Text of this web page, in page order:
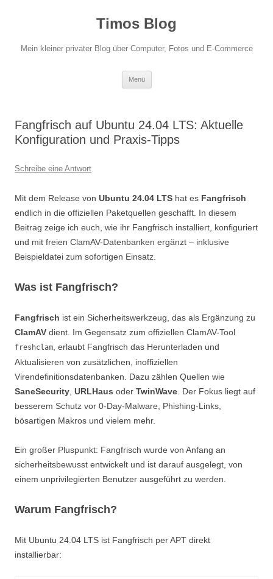
Timos Blog
Mein kleiner privater Blog über Computer, Fotos und E-Commerce
Menü
Fangfrisch auf Ubuntu 24.04 LTS: Aktuelle
Konfiguration und Praxis-Tipps
Schreibe eine Antwort
Mit dem Release von Ubuntu 24.04 LTS hat es Fangfrisch
endlich in die offiziellen Paketquellen geschafft. In diesem
Beitrag zeige ich euch, wie ihr Fangfrisch installiert, konfiguriert
und mit freien ClamAV-Datenbanken ergänzt – inklusive
Beispieldatei zum sofortigen Einsatz.
Was ist Fangfrisch?
Fangfrisch ist ein Sicherheitswerkzeug, das als Ergänzung zu
ClamAV dient. Im Gegensatz zum offiziellen ClamAV-Tool
freshclam , erlaubt Fangfrisch das Herunterladen und
Aktualisieren von zusätzlichen, inoffiziellen
Virendefinitionsdatenbanken. Dazu zählen Quellen wie
SaneSecurity URLHaus oder TwinWave . Der Fokus liegt auf
besserem Schutz vor 0-Day-Malware, Phishing-Links,
bösartigen Makros und vielem mehr.
Ein großer Pluspunkt: Fangfrisch wurde von Anfang an
sicherheitsbewusst entwickelt und ist darauf ausgelegt, von
einem unprivilegierten Benutzer ausgeführt zu werden.
Warum Fangfrisch?
Mit Ubuntu 24.04 LTS ist Fangfrisch per APT direkt
installierbar: